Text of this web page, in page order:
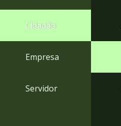
rodapé
Cidadão
Empresa
Servidor